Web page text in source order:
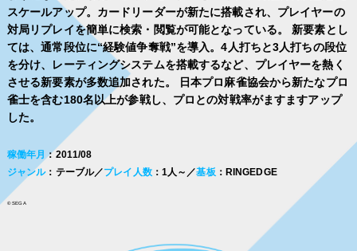
スケールアップ。カードリーダーが新たに搭載され、プレイヤーの
対局リプレイを簡単に検索・閲覧が可能となっている。 新要素とし
ては、通常段位に“経験値争奪戦”を導入。4人打ちと3人打ちの段位
を分け、レーティングシステムを搭載するなど、プレイヤーを熱く
させる新要素が多数追加された。 日本プロ麻雀協会から新たなプロ
雀士を含む180名以上が参戦し、プロとの対戦率がますますアップ
した。
稼働年月 ：2011/08
ジャンル：テーブル／プレイ人数：1人～／基板 ：RINGEDGE
© SEGA